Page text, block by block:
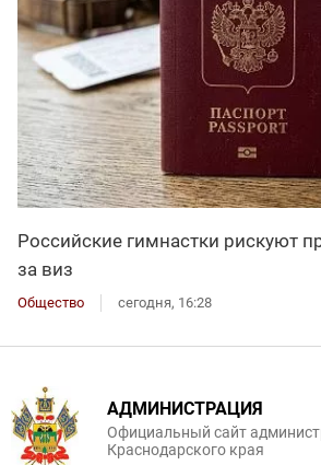
Российские гимнастки рискуют
за виз
Общество сегодня, 16:28
АДМИНИСТРАЦИЯ
Официальный сайт
Краснодарского края